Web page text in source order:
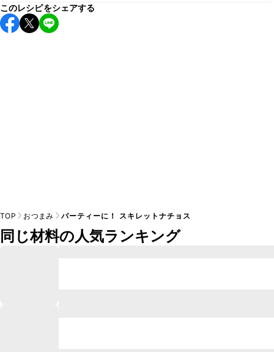
保存期間は冷蔵で当日中が目安です。なるべくお早めにお召
し上がりください。
このレシピをシェアする
TOP おつまみ パーティーに！ スキレットナチョス
同じ材料の人気ランキング